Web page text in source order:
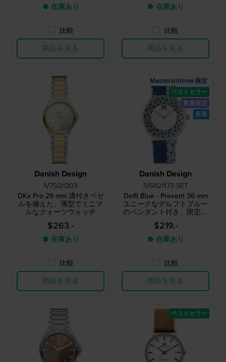
● 在庫あり
比較
商品を見る
● 在庫あり
比較
商品を見る
Danish Design
IV75Q1303
DKx Pro 29 mm 溝付きベゼ
ルを備えた、薄型でミニマ
ルなクォーツウォッチ
$263.-
● 在庫あり
比較
商品を見る
Danish Design
IV51Q1173-SET
Delft Blue - Present 36 mm
ユニークなデルフトブルー
のペンダント付き、限定版
レディースウォッチ
$219.-
● 在庫あり
比較
商品を見る
Mastersintime 限定
ベストセラー
数量限定
新着
ベストセラー